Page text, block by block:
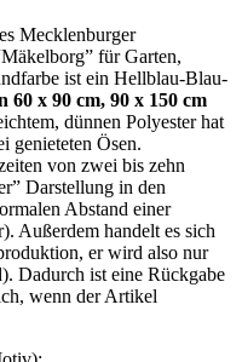
Mecklenburger
für Garten,
ist ein Hellblau-Blau-
60 x 90 cm, 90 x 150 cm
dünnen Polyester hat
genieteten Ösen.
von zwei bis zehn
Darstellung in den
Abstand einer
Außerdem handelt es sich
er wird also nur
Dadurch ist eine Rückgabe
wenn der Artikel